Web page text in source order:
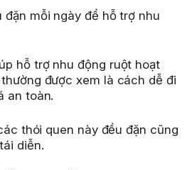
đặn mỗi ngày để hỗ trợ nhu
hỗ trợ nhu động ruột hoạt
được xem là cách dễ đi
an toàn.
thói quen này đều đặn cũng
diễn.